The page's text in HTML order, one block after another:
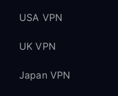
USA VPN
UK VPN
Japan VPN